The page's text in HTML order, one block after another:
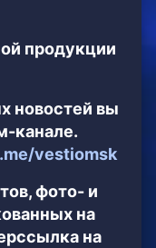
продукции
новостей вы
канале.
vestiomsk
фото- и
на
на